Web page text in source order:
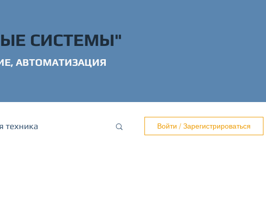
СИСТЕМЫ"
АВТОМАТИЗАЦИЯ
техника Войти / Зарегистрироваться